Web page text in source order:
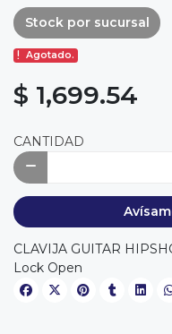
Stock por sucursal
Agotado.
$ 1,699.54
CANTIDAD
CLAVIJA GUITAR
Lock Open